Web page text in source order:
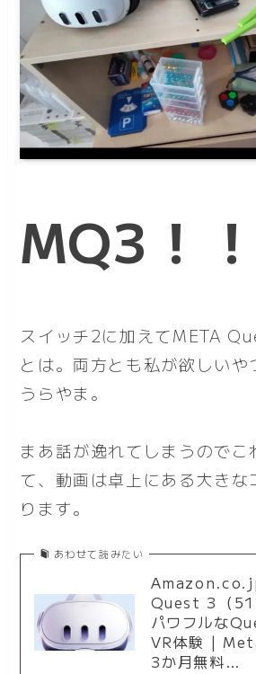
MQ3！！
スイッチ2に加えてMETA
とは。両方とも私が欲しいや
うらやま。
まあ話が逸れてしまうのでこ
て、動画は卓上にある大きな
ります。
あわせて読みたい
Quest 3（
パワフルな
VR体験 |
3か月無料…